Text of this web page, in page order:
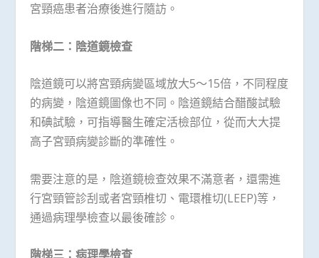
宮頸癌患者治療後進行隨訪。
階梯二：陰道鏡檢查
陰道鏡可以將宮頸病變區域放大5～15倍，不同程度
的病變，陰道鏡圖像也不同。陰道鏡結合醋酸試驗
和碘試驗，可指導醫生確定活檢部位，從而大大提
高子宮頸病變診斷的準確性。
需要注意的是，陰道鏡檢查效果不滿意者，還需進
行宮頸管診刮或者宮頸椎切、電環椎切(LEEP)等，
通過病理學檢查以最後確診。
階梯三：病理學檢查